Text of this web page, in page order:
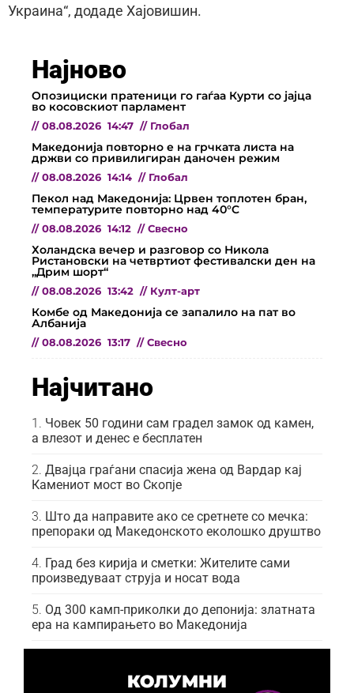
Украина“, додаде Хајовишин.
Најново
Опозициски пратеници го гаѓаа Курти со јајца
во косовскиот парламент
// 08.08.2026 14:47 // Глобал
Македонија повторно е на грчката листа на
држви со привилигиран даночен режим
// 08.08.2026 14:14 // Глобал
Пекол над Македонија: Црвен топлотен бран,
температурите повторно над 40°C
// 08.08.2026 14:12 // Свесно
Холандска вечер и разговор со Никола
Ристановски на четвртиот фестивалски ден на
„Дрим шорт“
// 08.08.2026 13:42 // Култ-арт
Комбе од Македонија се запалило на пат во
Албанија
// 08.08.2026 13:17 // Свесно
Најчитано
Човек 50 години сам градел замок од камен,
а влезот и денес е бесплатен
Двајца граѓани спасија жена од Вардар кај
Камениот мост во Скопје
Што да направите ако се сретнете со мечка:
препораки од Македонското еколошко друштво
Град без кирија и сметки: Жителите сами
произведуваат струја и носат вода
Од 300 камп-приколки до депонија: златната
ера на кампирањето во Македонија
КОЛУМНИ